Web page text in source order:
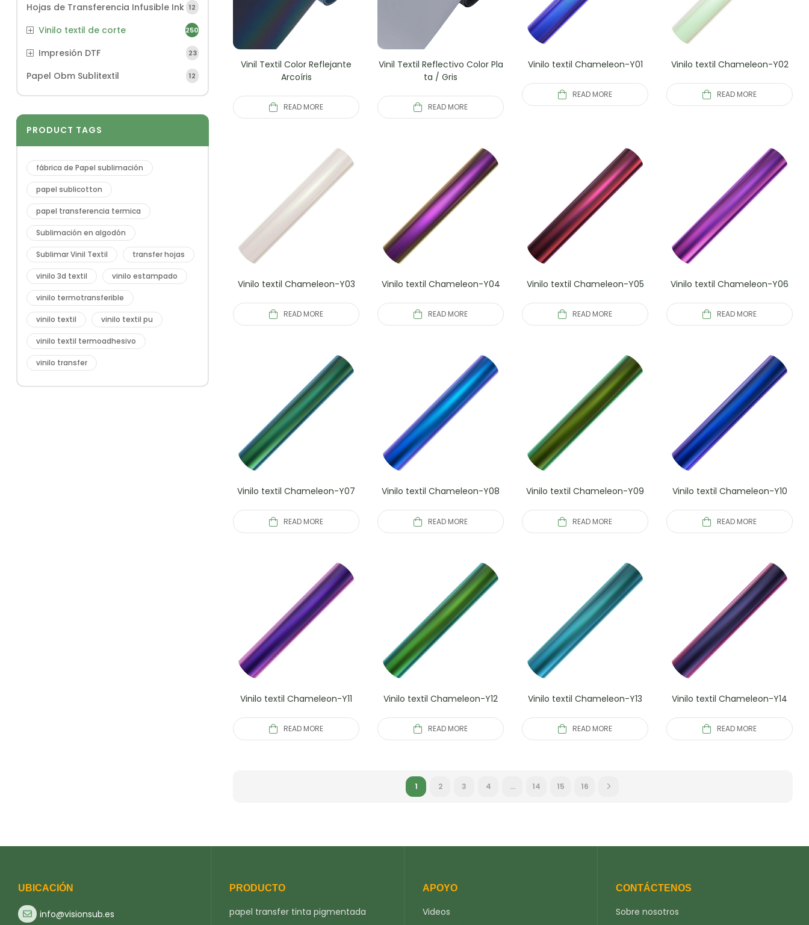
Vinil Textil Color Reflejante
Arcoíris
READ MORE
Vinil Textil Reflectivo Color Pla
ta / Gris
READ MORE
Vinilo textil Chameleon-Y01
READ MORE
Vinilo textil Chameleon-Y02
READ MORE
Vinilo textil Chameleon-Y03
READ MORE
Vinilo textil Chameleon-Y04
READ MORE
Vinilo textil Chameleon-Y05
READ MORE
Vinilo textil Chameleon-Y06
READ MORE
Vinilo textil Chameleon-Y07
READ MORE
Vinilo textil Chameleon-Y08
READ MORE
Vinilo textil Chameleon-Y09
READ MORE
Vinilo textil Chameleon-Y10
READ MORE
Vinilo textil Chameleon-Y11
READ MORE
Vinilo textil Chameleon-Y12
READ MORE
Vinilo textil Chameleon-Y13
READ MORE
Vinilo textil Chameleon-Y14
READ MORE
1 2 3 4 … 14 15 16
Hojas de Transferencia Infusible Ink 12
Vinilo textil de corte 250
Impresión DTF 23
Papel Obm Sublitextil 12
PRODUCT TAGS
fábrica de Papel sublimación
papel sublicotton
papel transferencia termica
Sublimación en algodón
Sublimar Vinil Textil transfer hojas
vinilo 3d textil vinilo estampado
vinilo termotransferible
vinilo textil vinilo textil pu
vinilo textil termoadhesivo
vinilo transfer
UBICACIÓN
info@visionsub.es
PRODUCTO
papel transfer tinta pigmentada
APOYO
Videos
CONTÁCTENOS
Sobre nosotros